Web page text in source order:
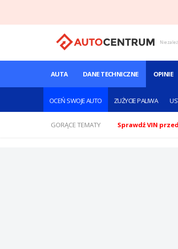
AUTA DANE TECHNICZNE OPINIE
OCEŃ SWOJE AUTO ZUŻYCIE PALIWA
GORĄCE TEMATY Sprawdź VIN